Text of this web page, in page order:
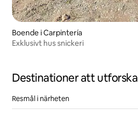
Boende i Carpintería
Exklusivt hus snickeri
Destinationer att utforska
Resmål i närheten